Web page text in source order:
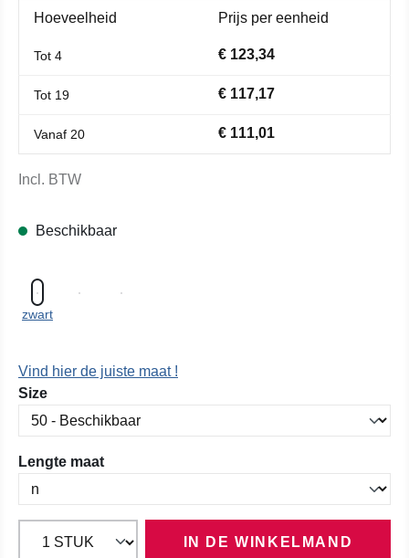
Hoeveelheid Prijs per eenheid
Tot 4 € 123,34
Tot 19 € 117,17
Vanaf 20 € 111,01
Incl. BTW
Beschikbaar
zwart
Vind hier de juiste maat !
Selecteer
Size
Selecteer
Lengte maat
IN DE WINKELMAND